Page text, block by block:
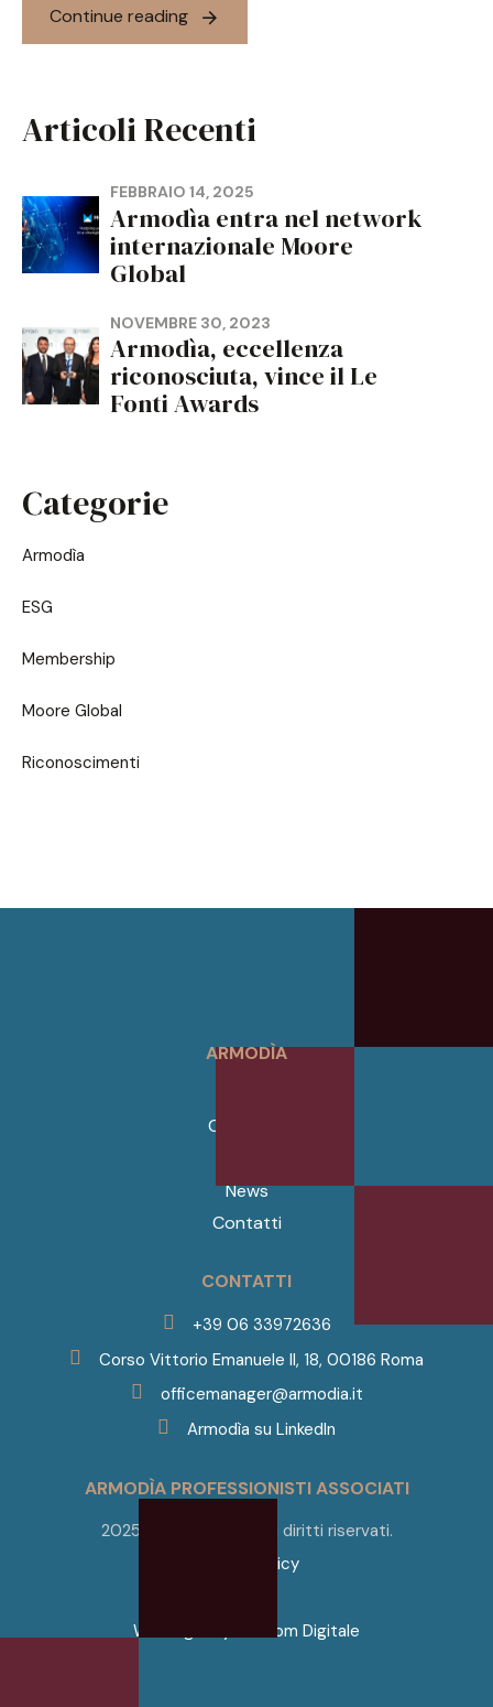
Continue reading
Articoli Recenti
FEBBRAIO 14, 2025
Armodìa entra nel network
internazionale Moore
Global
NOVEMBRE 30, 2023
Armodìa, eccellenza
riconosciuta, vince il Le
Fonti Awards
Categorie
Armodìa
ESG
Membership
Moore Global
Riconoscimenti
ARMODÌA
Chi Siamo
News
Contatti
CONTATTI
+39 06 33972636
Corso Vittorio Emanuele II, 18, 00186 Roma
officemanager@armodia.it
Armodìa su LinkedIn
ARMODÌA PROFESSIONISTI ASSOCIATI
2025 © Armodìa. Tutti i diritti riservati.
Privacy Policy
Web Agency Boom Digitale